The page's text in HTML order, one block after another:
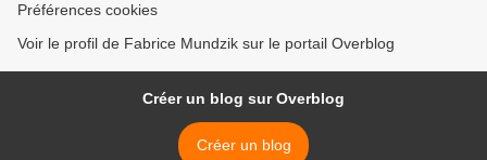
Préférences cookies
Voir le profil de Fabrice Mundzik sur le portail Overblog
Créer un blog sur Overblog
Créer un blog